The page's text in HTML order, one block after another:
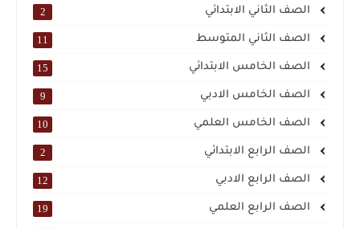
الصف الثاني الابتدائي 2
الصف الثاني المتوسط 11
الصف الخامس الابتدائي 15
الصف الخامس الادبي 9
الصف الخامس العلمي 10
الصف الرابع الابتدائي 2
الصف الرابع الادبي 12
الصف الرابع العلمي 19